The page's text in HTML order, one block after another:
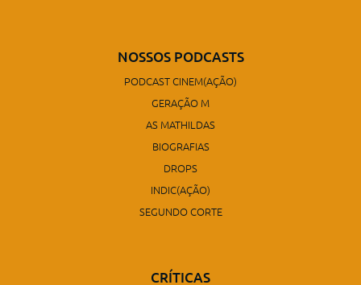
NOSSOS PODCASTS
PODCAST CINEM(AÇÃO)
GERAÇÃO M
AS MATHILDAS
BIOGRAFIAS
DROPS
INDIC(AÇÃO)
SEGUNDO CORTE
CRÍTICAS